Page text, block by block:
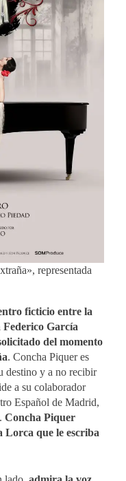
representada
ficticio entre la
García
del momento
. Concha Piquer es
destino y a no recibir
a su colaborador
Español de Madrid,
Concha Piquer
Lorca que le escriba